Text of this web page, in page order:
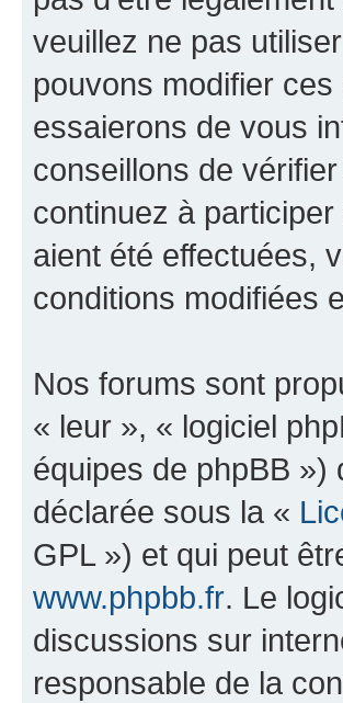
veuillez ne pas
pouvons modifier
essaierons de vous
conseillons de
continuez à
aient été effectuées,
conditions modifiées
Nos forums sont
« leur », « logiciel
équipes de phpBB »)
déclarée sous la «
GPL ») et qui peut
www.phpbb.fr. Le
discussions sur
responsable de la